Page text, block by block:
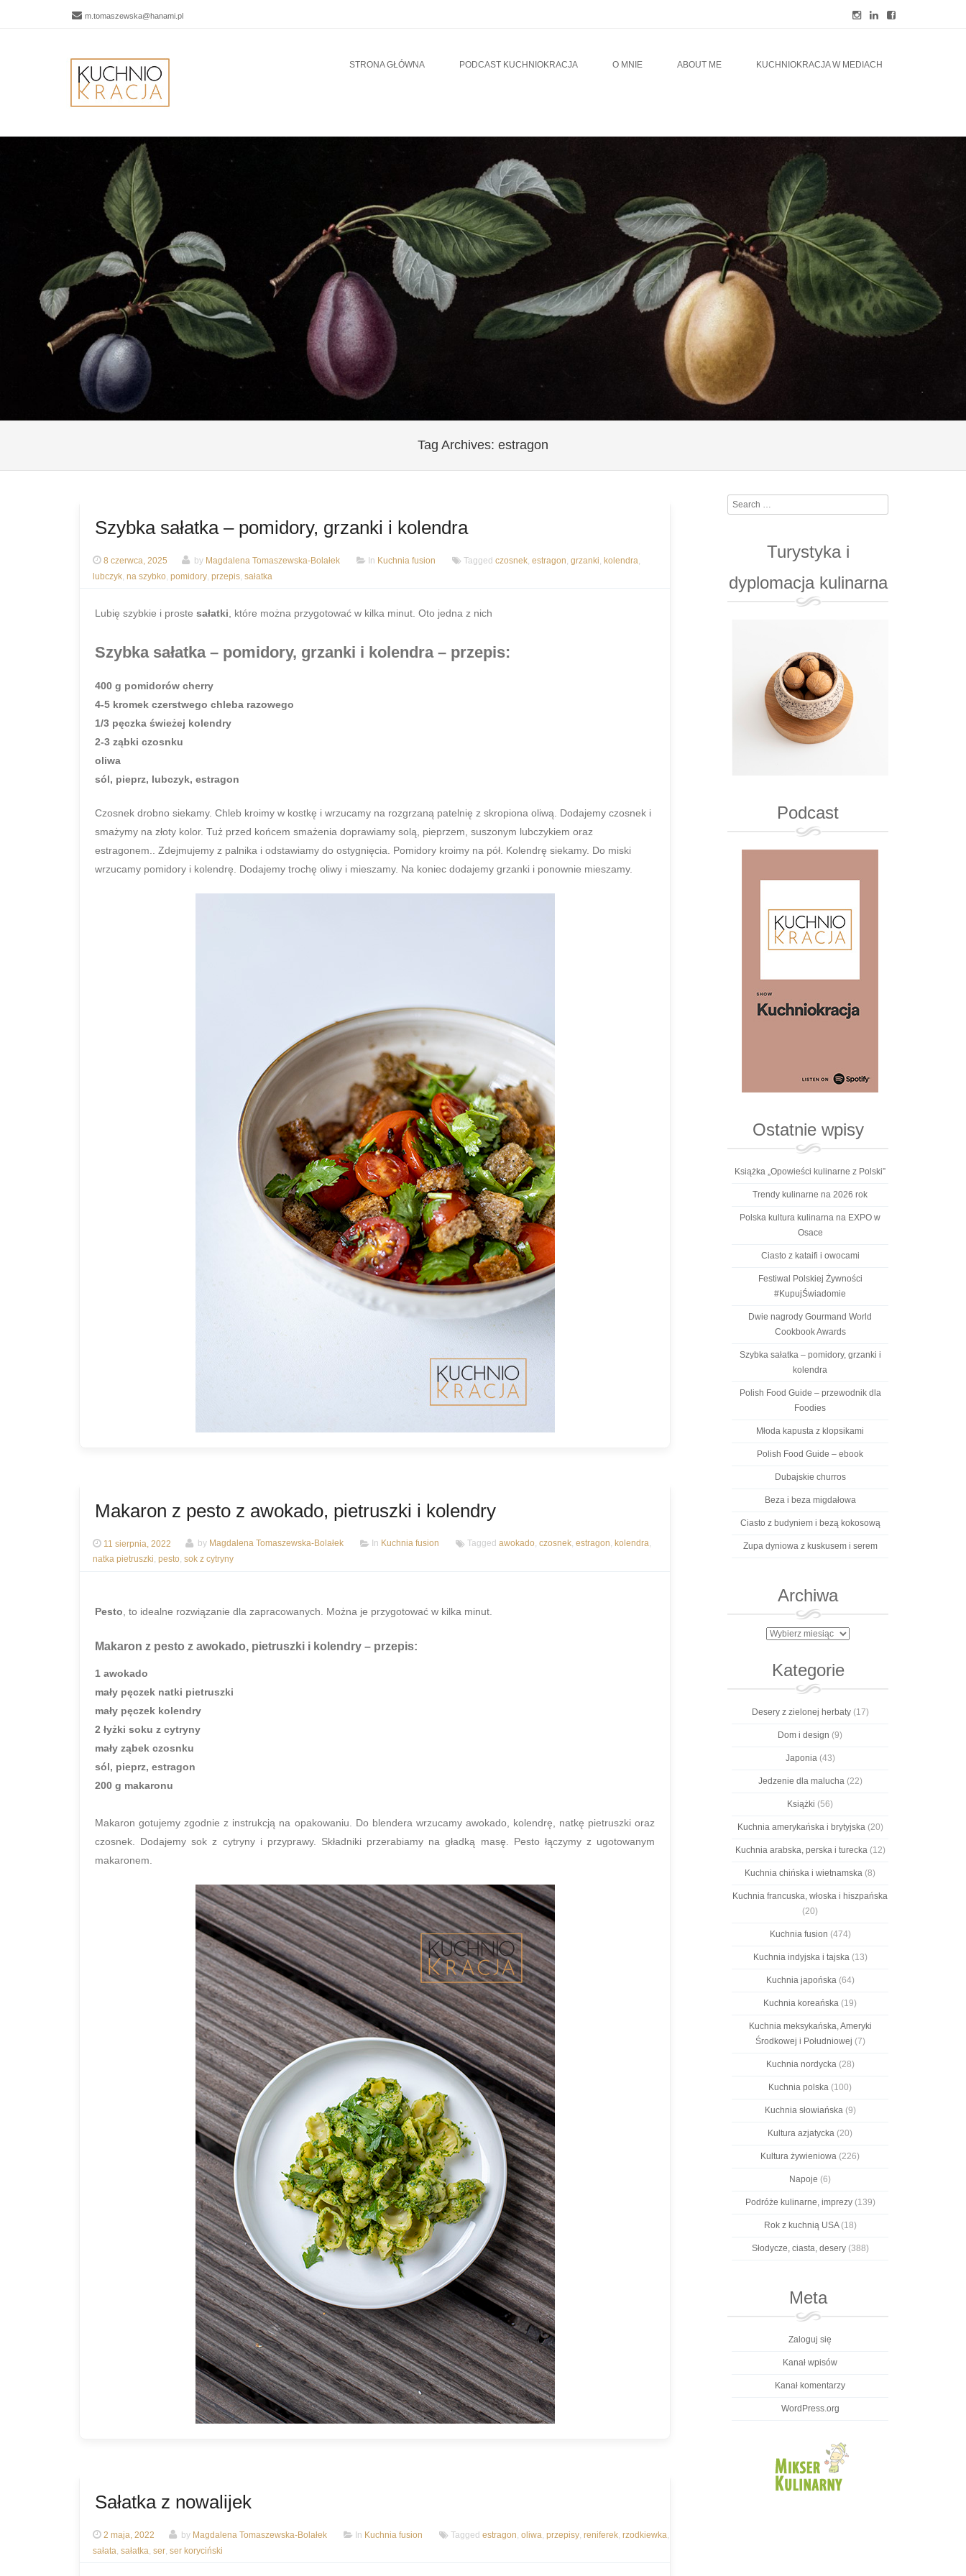
m.tomaszewska@hanami.pl
SKIP TO CONTENTSTRONA GŁÓWNA PODCAST KUCHNIOKRACJA O MNIE ABOUT ME KUCHNIOKRACJA W MEDIACH
Tag Archives: estragon
Szybka sałatka – pomidory, grzanki i kolendra
8 czerwca, 2025 by Magdalena Tomaszewska-Bolałek In Kuchnia fusion Tagged czosnek, estragon, grzanki, kolendra,
lubczyk, na szybko, pomidory, przepis, sałatka
Lubię szybkie i proste sałatki , które można przygotować w kilka minut. Oto jedna z nich
Szybka sałatka – pomidory, grzanki i kolendra – przepis:
400 g pomidorów cherry
4-5 kromek czerstwego chleba razowego
1/3 pęczka świeżej kolendry
2-3 ząbki czosnku
oliwa
sól, pieprz, lubczyk, estragon
Czosnek drobno siekamy. Chleb kroimy w kostkę i wrzucamy na rozgrzaną patelnię z skropiona oliwą. Dodajemy czosnek i
smażymy na złoty kolor. Tuż przed końcem smażenia doprawiamy solą, pieprzem, suszonym lubczykiem oraz
estragonem.. Zdejmujemy z palnika i odstawiamy do ostygnięcia. Pomidory kroimy na pół. Kolendrę siekamy. Do miski
wrzucamy pomidory i kolendrę. Dodajemy trochę oliwy i mieszamy. Na koniec dodajemy grzanki i ponownie mieszamy.
Makaron z pesto z awokado, pietruszki i kolendry
11 sierpnia, 2022 by Magdalena Tomaszewska-Bolałek In Kuchnia fusion Tagged awokado, czosnek, estragon, kolendra,
natka pietruszki, pesto, sok z cytryny
Pesto , to idealne rozwiązanie dla zapracowanych. Można je przygotować w kilka minut.
Makaron z pesto z awokado, pietruszki i kolendry – przepis:
1 awokado
mały pęczek natki pietruszki
mały pęczek kolendry
2 łyżki soku z cytryny
mały ząbek czosnku
sól, pieprz, estragon
200 g makaronu
Makaron gotujemy zgodnie z instrukcją na opakowaniu. Do blendera wrzucamy awokado, kolendrę, natkę pietruszki oraz
czosnek. Dodajemy sok z cytryny i przyprawy. Składniki przerabiamy na gładką masę. Pesto łączymy z ugotowanym
makaronem.
Sałatka z nowalijek
2 maja, 2022 by Magdalena Tomaszewska-Bolałek In Kuchnia fusion Tagged estragon, oliwa, przepisy, reniferek, rzodkiewka,
sałata, sałatka, ser, ser koryciński
Search
Turystyka i
dyplomacja kulinarna
Podcast
Ostatnie wpisy
Książka „Opowieści kulinarne z Polski”
Trendy kulinarne na 2026 rok
Polska kultura kulinarna na EXPO w
Osace
Ciasto z kataifi i owocami
Festiwal Polskiej Żywności
#KupujŚwiadomie
Dwie nagrody Gourmand World
Cookbook Awards
Szybka sałatka – pomidory, grzanki i
kolendra
Polish Food Guide – przewodnik dla
Foodies
Młoda kapusta z klopsikami
Polish Food Guide – ebook
Dubajskie churros
Beza i beza migdałowa
Ciasto z budyniem i bezą kokosową
Zupa dyniowa z kuskusem i serem
Archiwa
Archiwa
Kategorie
Desery z zielonej herbaty(17)
Dom i design (9)
Japonia(43)
Jedzenie dla malucha(22)
Książki (56)
Kuchnia amerykańska i brytyjska(20)
Kuchnia arabska, perska i turecka(12)
Kuchnia chińska i wietnamska (8)
Kuchnia francuska, włoska i hiszpańska
(20)
Kuchnia fusion (474)
Kuchnia indyjska i tajska(13)
Kuchnia japońska(64)
Kuchnia koreańska (19)
Kuchnia meksykańska, Ameryki
Środkowej i Południowej (7)
Kuchnia nordycka(28)
Kuchnia polska (100)
Kuchnia słowiańska(9)
Kultura azjatycka (20)
Kultura żywieniowa (226)
Napoje (6)
Podróże kulinarne, imprezy(139)
Rok z kuchnią USA(18)
Słodycze, ciasta, desery(388)
Meta
Zaloguj się
Kanał wpisów
Kanał komentarzy
WordPress.org